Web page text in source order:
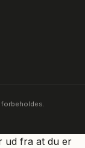
forbeholdes.
ud fra at du er